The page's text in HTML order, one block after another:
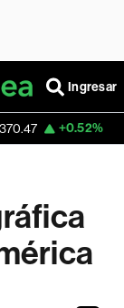
Ingresar
MercadoLibre